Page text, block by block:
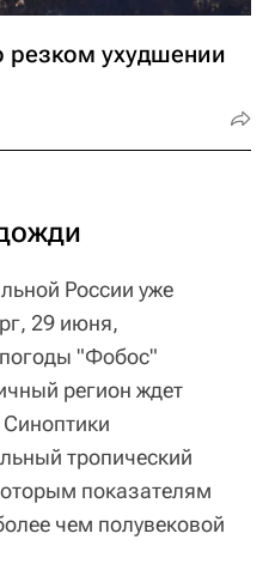
ухудшении
России уже
29 июня,
"Фобос"
регион ждет
тропический
показателям
чем полувековой